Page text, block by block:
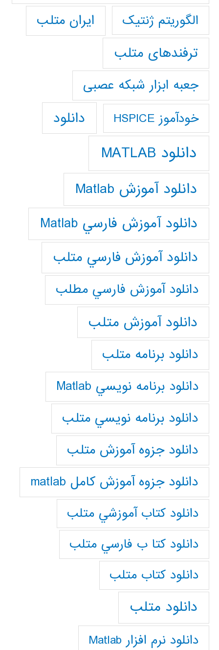
الگوریتم ژنتیک
ایران متلب
ترفندهای متلب
جعبه ابزار شبکه عصبی
خودآموز HSPICE دانلود
دانلود MATLAB
دانلود آموزش Matlab
دانلود آموزش فارسي Matlab
دانلود آموزش فارسي متلب
دانلود آموزش فارسي مطلب
دانلود آموزش متلب
دانلود برنامه متلب
دانلود برنامه نويسي Matlab
دانلود برنامه نويسي متلب
دانلود جزوه آموزش متلب
دانلود جزوه آموزش کامل matlab
دانلود كتاب آموزشي متلب
دانلود كتا ب فارسي متلب
دانلود كتاب متلب
دانلود متلب
دانلود نرم افزار Matlab